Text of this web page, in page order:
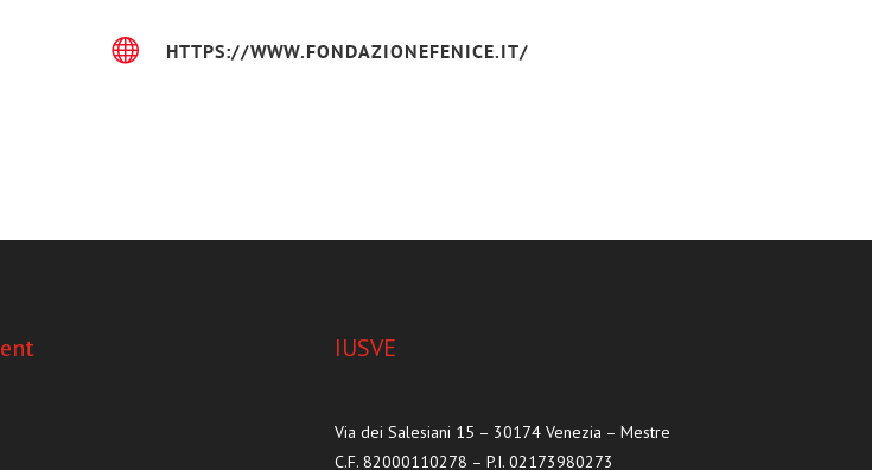
 HTTPS://WWW.FONDAZIONEFENICE.IT/
IUSVE
Via dei Salesiani 15 – 30174 Venezia – Mestre
C.F. 82000110278 – P.I. 02173980273